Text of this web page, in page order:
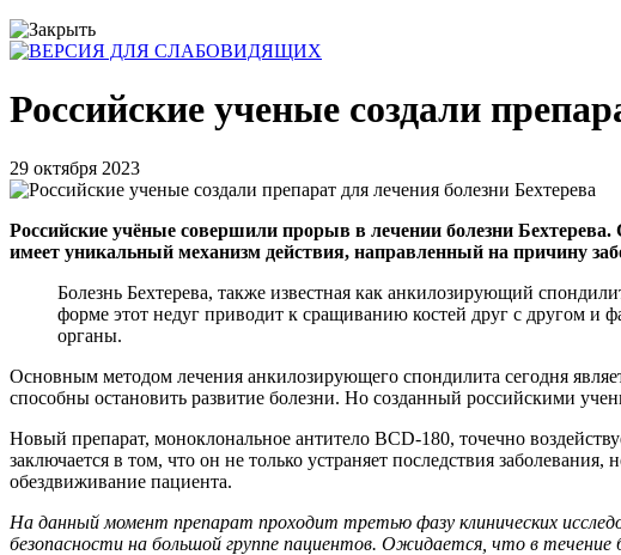
Российские ученые создали
29 октября 2023
Российские учёные совершили прорыв в лечении болезни
имеет уникальный механизм действия, направленный на причину
Болезнь Бехтерева, также известная как анкилозирующий
форме этот недуг приводит к сращиванию костей друг с другом и
органы.
Основным методом лечения анкилозирующего спондилита сегодня
способны остановить развитие болезни. Но созданный российскими
Новый препарат, моноклональное антитело BCD-180, точечно
заключается в том, что он не только устраняет последствия
обездвиживание пациента.
На данный момент препарат проходит третью фазу клинических
безопасности на большой группе пациентов. Ожидается, что в